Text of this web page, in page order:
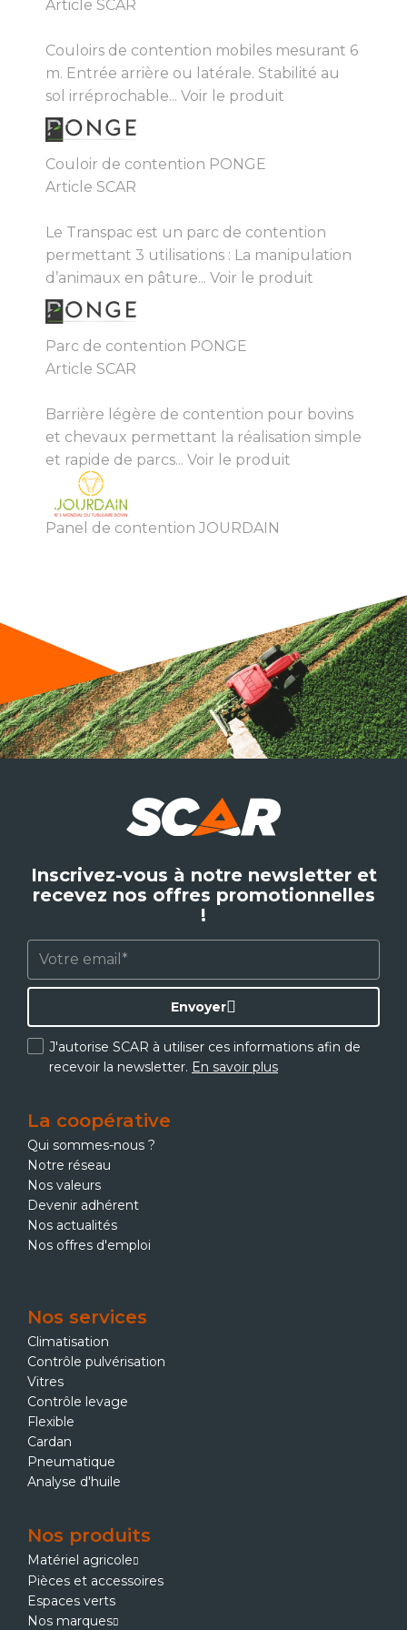
Article SCAR
Couloirs de contention mobiles mesurant 6
m. Entrée arrière ou latérale. Stabilité au
sol irréprochable... Voir le produit
Couloir de contention PONGE
Article SCAR
Le Transpac est un parc de contention
permettant 3 utilisations : La manipulation
d’animaux en pâture... Voir le produit
Parc de contention PONGE
Article SCAR
Barrière légère de contention pour bovins
et chevaux permettant la réalisation simple
et rapide de parcs... Voir le produit
Panel de contention JOURDAIN
Inscrivez-vous à notre newsletter et
recevez nos offres promotionnelles
!
J'autorise SCAR à utiliser ces informations afin de
recevoir la newsletter. En savoir plus
Envoyer
La coopérative
Qui sommes-nous ?
Notre réseau
Nos valeurs
Devenir adhérent
Nos actualités
Nos offres d'emploi
Nos services
Climatisation
Contrôle pulvérisation
Vitres
Contrôle levage
Flexible
Cardan
Pneumatique
Analyse d'huile
Nos produits
Matériel agricole
Pièces et accessoires
Espaces verts
Nos marques